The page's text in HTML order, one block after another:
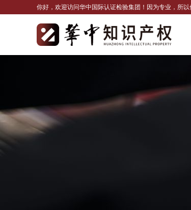
你好，欢迎访问华中国际认证检验集团！因为专业，所以